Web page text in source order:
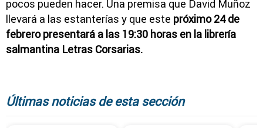
pocos pueden hacer. Una premisa que David Muñoz
llevará a las estanterías y que este próximo 24 de
febrero presentará a las 19:30 horas en la librería
salmantina Letras Corsarias.
Últimas noticias de esta sección